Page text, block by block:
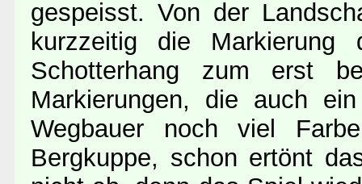
gespeisst. Von der
kurzzeitig die Markierung
Schotterhang zum erst
Markierungen, die auch
Wegbauer noch viel
Bergkuppe, schon ertönt